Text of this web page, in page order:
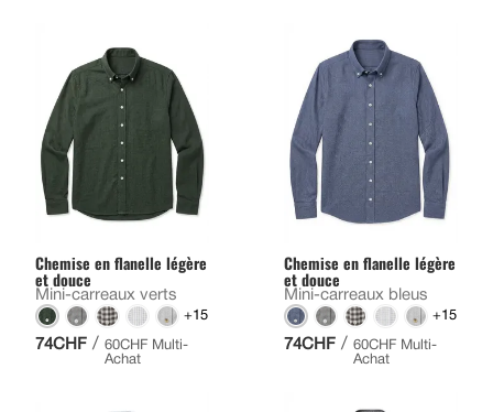
Chemise en flanelle légère
et douce
Mini-carreaux verts
+15
74CHF / 60CHF Multi-
Achat
Chemise en flanelle légère
et douce
Mini-carreaux bleus
+15
74CHF / 60CHF Multi-
Achat